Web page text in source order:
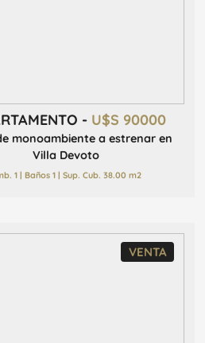
- U$S 90000
monoambiente a estrenar en
Villa Devoto
1 | Baños 1 | Sup. Cub. 38.00 m2
VENTA